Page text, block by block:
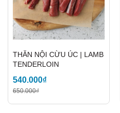
THĂN NỘI CỪU ÚC | LAMB
TENDERLOIN
540.000₫
650.000₫